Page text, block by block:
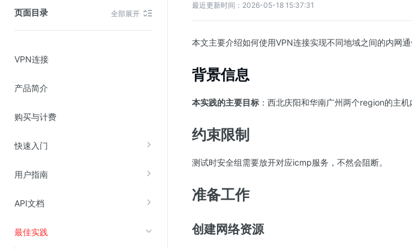
页面目录 全部展开
VPN连接
产品简介
购买与计费
快速入门
用户指南
API文档
最佳实践
云硬盘(EBS)
在线迁移服务
视频云服务
云直播(KLS)
边缘节点计算
最近更新时间：2026-05-18 15:37:31
本文主要介绍如何使用VPN连接实现不同地域之间的内网通
背景信息
本实践的主要目标 ：西北庆阳和华南广州两个region的主机
约束限制
测试时安全组需要放开对应icmp服务，不然会阻断。
准备工作
创建网络资源